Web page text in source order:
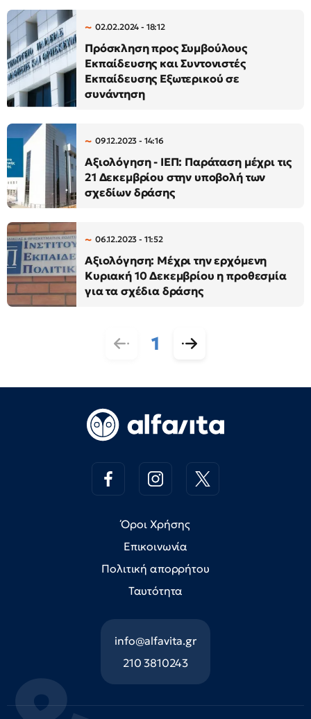
02.02.2024 - 18:12
Πρόσκληση προς Συμβούλους
Εκπαίδευσης και Συντονιστές
Εκπαίδευσης Εξωτερικού σε
συνάντηση
09.12.2023 - 14:16
Αξιολόγηση - ΙΕΠ: Παράταση μέχρι τις
21 Δεκεμβρίου στην υποβολή των
σχεδίων δράσης
06.12.2023 - 11:52
Αξιολόγηση: Μέχρι την ερχόμενη
Κυριακή 10 Δεκεμβρίου η προθεσμία
για τα σχέδια δράσης
1
Όροι Χρήσης
Επικοινωνία
Πολιτική απορρήτου
Ταυτότητα
info@alfavita.gr
210 3810243